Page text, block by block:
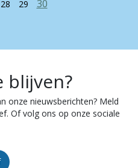
28 29 30
blijven?
onze nieuwsberichten? Meld
Of volg ons op onze sociale